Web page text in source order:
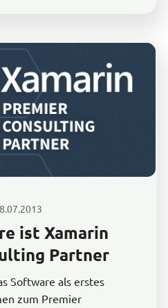
ist Xamarin
Partner
Software als erstes
zum Premier